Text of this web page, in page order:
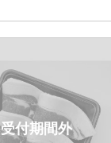
受付期間外